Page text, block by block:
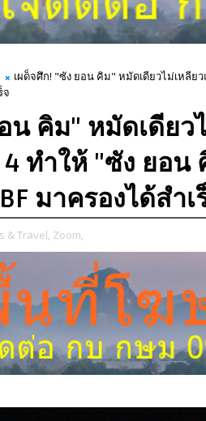
เผด็จศึก! "ซัง ยอน คิม" หมัดเดียวไม่เหลี
จ
น คิม" หมัดเดีย
4 ทำให้ "ซัง ยอ
มาครองได้สำเ
& Travel, Zoom,